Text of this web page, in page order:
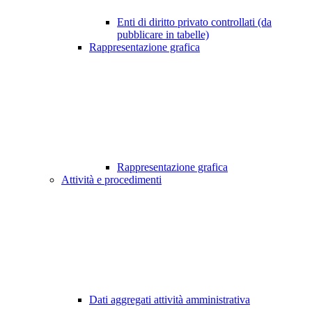
Enti di diritto privato controllati (da
pubblicare in tabelle)
Rappresentazione grafica
Rappresentazione grafica
Attività e procedimenti
Dati aggregati attività amministrativa